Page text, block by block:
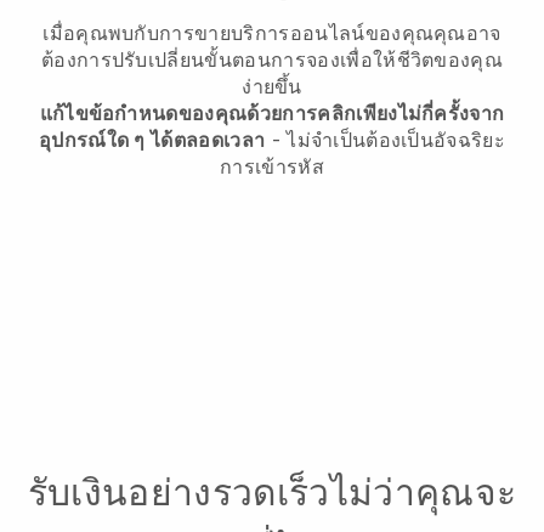
เมื่อคุณพบกับการขายบริการออนไลน์ของคุณคุณอาจ
ต้องการปรับเปลี่ยนขั้นตอนการจองเพื่อให้ชีวิตของคุณ
ง่ายขึ้น
แก้ไขข้อกำหนดของคุณด้วยการคลิกเพียงไม่กี่ครั้งจาก
อุปกรณ์ใด ๆ ได้ตลอดเวลา - ไม่จำเป็นต้องเป็นอัจฉริยะ
การเข้ารหัส
รับเงินอย่างรวดเร็วไม่ว่าคุณจะ